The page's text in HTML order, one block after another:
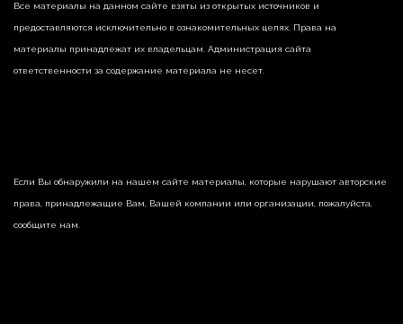
Все материалы на данном сайте взяты из открытых источников и
предоставляются исключительно в ознакомительных целях. Права на
материалы принадлежат их владельцам. Администрация сайта
ответственности за содержание материала не несет.
Если Вы обнаружили на нашем сайте материалы, которые нарушают авторские
права, принадлежащие Вам, Вашей компании или организации, пожалуйста,
сообщите нам.